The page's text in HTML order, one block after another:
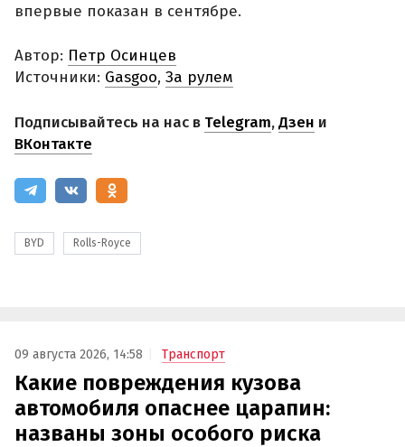
впервые показан в сентябре.
Автор: Петр Осинцев
Источники: Gasgoo, За рулем
Подписывайтесь на нас в Telegram,Дзен и
ВКонтакте
BYD Rolls-Royce
09 августа 2026, 14:58 Транспорт
Какие повреждения кузова
автомобиля опаснее царапин:
названы зоны особого риска